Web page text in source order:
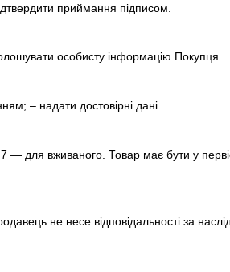
приймання підписом.
особисту інформацію Покупця.
– надати достовірні дані.
для вживаного. Товар має бути у
не несе відповідальності за